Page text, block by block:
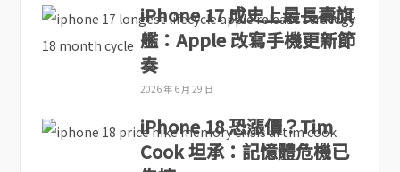
iPhone 17 成史上最長壽旗
艦：Apple 改寫手機更新節
奏
2026 年 6 月 29 日
iPhone 18 恐漲價？Tim
Cook 坦承：記憶體危機已